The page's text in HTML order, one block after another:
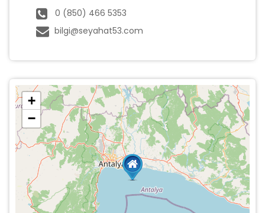
0 (850) 466 5353
bilgi@seyahat53.com
+
−